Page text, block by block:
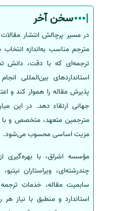
سخن آخر
مترجم مناسب به‌اندازه
ترجمه‌ای که با دقت،
استانداردهای بین‌المللی
پذیرش مقاله را هموار کند و
جهانی ارتقاء دهد. در این
مترجمین متعهد، متخصص و با
مزیت اساسی محسوب می‌شود.
مؤسسه اشراق، با بهره‌گیری
چندرشته‌ای، ویراستاران
سابمیت مقاله، خدمات
استاندارد و منطبق با نیاز